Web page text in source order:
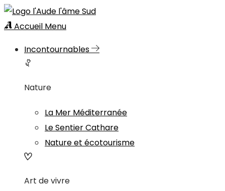
Accueil Menu
Incontournables
Nature
La Mer Méditerranée
Le Sentier Cathare
Nature et écotourisme
Art de vivre